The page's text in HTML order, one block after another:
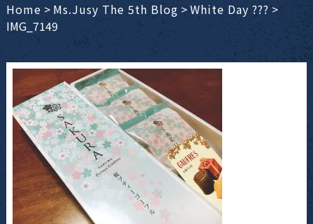
Home > Ms.Jusy The 5th Blog >White Day ??? >
IMG_7149